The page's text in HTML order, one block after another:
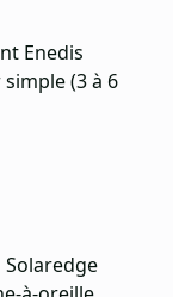
Enedis
(3 à 6